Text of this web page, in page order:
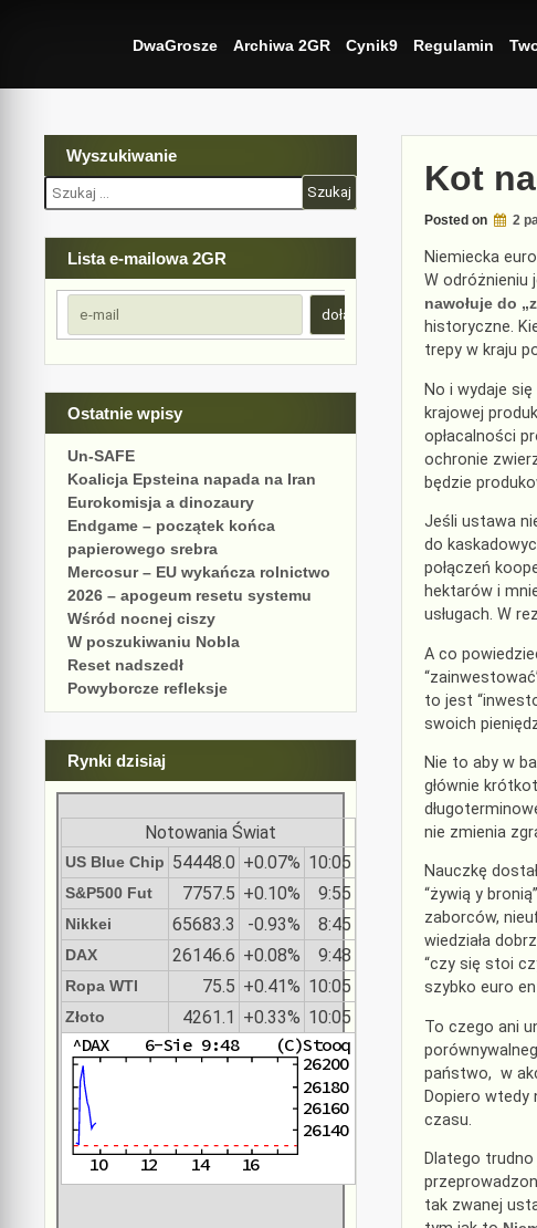
DwaGrosze Archiwa 2GR Cynik9 Regulamin
Kot
Posted on 2
Niemiecka
W odróżnieniu
nawołuje do
historyczne.
trepy w kraju
No i wydaje
krajowej
opłacalności
ochronie
będzie
Jeśli ustawa
do
połączeń
hektarów i
usługach. W
A co
to jest
swoich
Nie to aby w
głównie
nie zmienia
Nauczkę
“żywią y
zaborców,
wiedziała
“czy się stoi
szybko euro
To czego ani
państwo, w
Dopiero
czasu.
Dlatego
tak zwanej
Wyszukiwanie
Szukaj:
Lista e-mailowa 2GR
Ostatnie wpisy
Un-SAFE
Koalicja Epsteina napada na Iran
Eurokomisja a dinozaury
Endgame – początek końca
papierowego srebra
Mercosur – EU wykańcza rolnictwo
2026 – apogeum resetu systemu
Wśród nocnej ciszy
W poszukiwaniu Nobla
Reset nadszedł
Powyborcze refleksje
Rynki dzisiaj
Notowania Świat
US Blue Chip 54448.0 +0.07% 10:05
S&P500 Fut 7757.5 +0.10% 9:55
Nikkei 65683.3 -0.93% 8:45
DAX 26146.6 +0.08% 9:48
Ropa WTI 75.5 +0.41% 10:05
Złoto 4261.1 +0.33% 10:05